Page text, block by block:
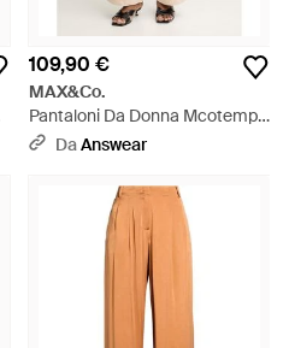
109,90 €
MAX&Co.
Pantaloni Da Donna Mcotempo
- Neutro
DaAnswear